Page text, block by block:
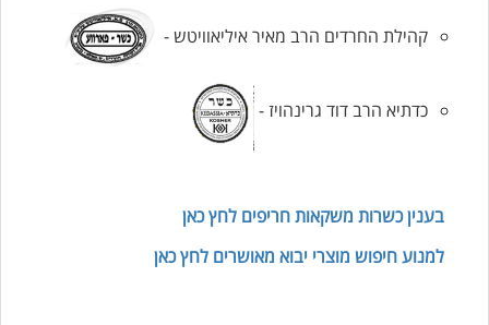
קהילת החרדים הרב מאיר איליאוויטש -
כדתיא הרב דוד גרינהויז -
בענין כשרות משקאות חריפים לחץ כאן
למנוע חיפוש מוצרי יבוא מאושרים לחץ כאן